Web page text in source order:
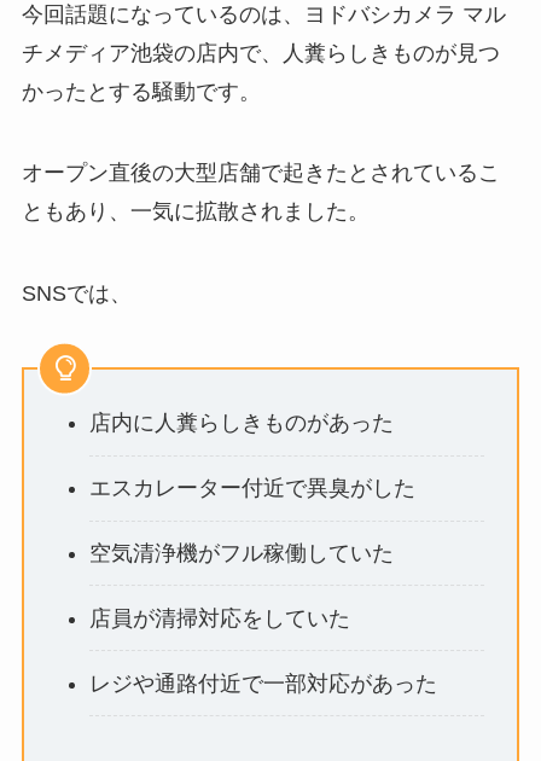
今回話題になっているのは、ヨドバシカメラ マル
チメディア池袋の店内で、人糞らしきものが見つ
かったとする騒動です。
オープン直後の大型店舗で起きたとされているこ
ともあり、一気に拡散されました。
SNSでは、
店内に人糞らしきものがあった
エスカレーター付近で異臭がした
空気清浄機がフル稼働していた
店員が清掃対応をしていた
レジや通路付近で一部対応があった